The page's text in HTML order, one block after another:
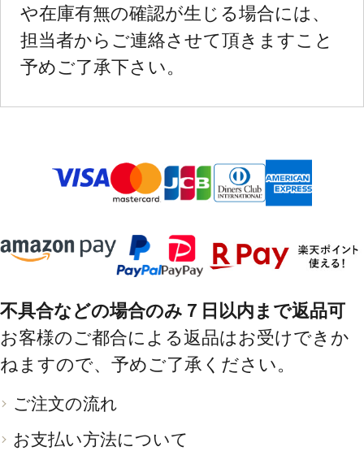
や在庫有無の確認が生じる場合には、
担当者からご連絡させて頂きますこと
予めご了承下さい。
不具合などの場合のみ７日以内まで返品可
お客様のご都合による返品はお受けできか
ねますので、予めご了承ください。
ご注文の流れ
お支払い方法について